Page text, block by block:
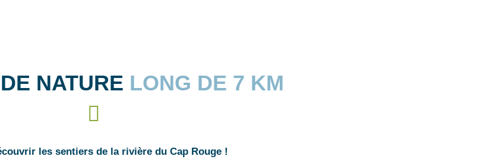
NATURE LONG DE 7 KM
les sentiers de la rivière du Cap Rouge !